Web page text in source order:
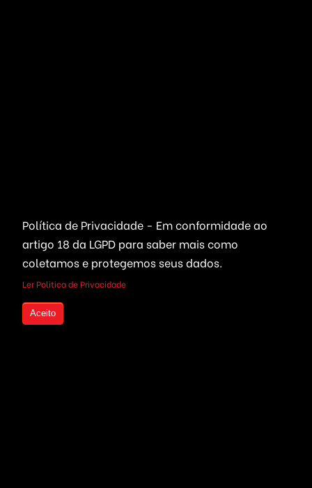
Criptomoedas
Bolsa de Valores
Investimentos em
Links Rápidos
Política de Privacidade - Em conformidade ao
artigo 18 da LGPD para saber mais como
coletamos e protegemos seus dados.
Ler Politica de Privacidade
Aceito